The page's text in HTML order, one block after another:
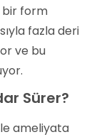
bir form
fazla deri
ve bu
Sürer?
ameliyata